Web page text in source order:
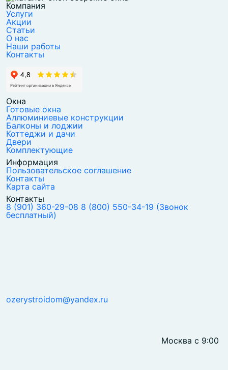
Компания
Услуги
Акции
Статьи
О нас
Наши работы
Контакты
Окна
Готовые окна
Аллюминиевые конструкции
Балконы и лоджии
Коттеджи и дачи
Двери
Комплектующие
Информация
Пользовательское соглашение
Контакты
Карта сайта
Контакты
8 (901) 360-29-08 8 (800) 550-34-19 (Звонок
бесплатный)
ozerystroidom@yandex.ru
Москва с 9:00